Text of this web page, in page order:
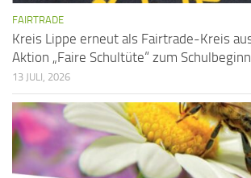
FAIRTRADE
Kreis Lippe erneut als Fairtrade-Kreis
Aktion „Faire Schultüte“ zum Schulbeginn
13 JULI, 2026